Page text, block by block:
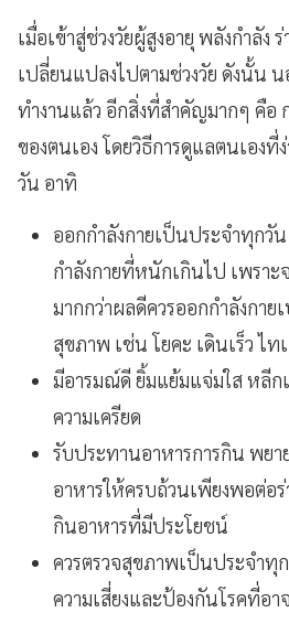
เมื่อเข้าสู่ช่วงวัยผู้สูงอายุ พลังกำลัง
เปลี่ยนแปลงไปตามช่วงวัย ดังนั้น น
ทำงานแล้ว อีกสิ่งที่สำคัญมากๆ คือ
ของตนเอง โดยวิธีการดูแลตนเองที่
วัน อาทิ
ออกกำลังกายเป็นประจำทุกวั
กำลังกายที่หนักเกินไป เพราะ
มากกว่าผลดีควรออกกำลังกาย
สุขภาพ เช่น โยคะ เดินเร็ว ไท
มีอารมณ์ดี ยิ้มแย้มแจ่มใส หลีก
ความเครียด
รับประทานอาหารการกิน พยา
อาหารให้ครบถ้วนเพียงพอต่อร่
กินอาหารที่มีประโยชน์
ควรตรวจสุขภาพเป็นประจำทุ
ความเสี่ยงและป้องกันโรคที่อา